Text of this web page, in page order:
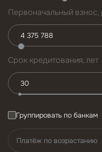
Первоначальный взнос,
Срок кредитования, лет
Группировать по банкам
Платёж по возрастанию